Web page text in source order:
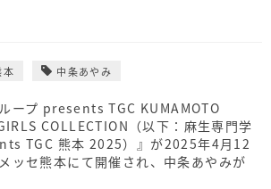
本 中条あやみ
ープ presents TGC KUMAMOTO
COLLECTION（以下：麻生専門学
TGC 熊本 2025）』が2025年4月12
ッセ熊本にて開催され、中条あやみが